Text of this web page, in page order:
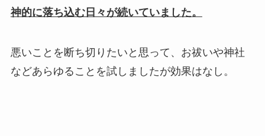
神的に落ち込む日々が続いていました。
悪いことを断ち切りたいと思って、お祓いや神社
などあらゆることを試しましたが効果はなし。